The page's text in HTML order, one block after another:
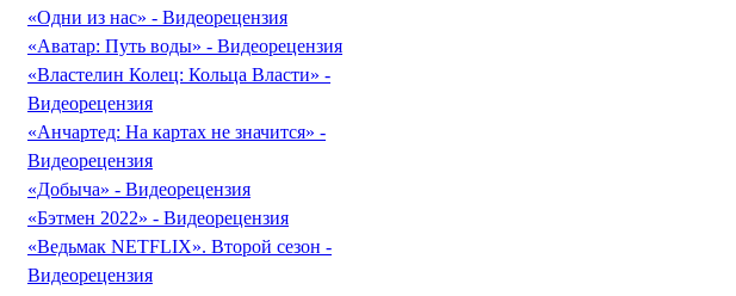
«Одни из нас» - Видеорецензия
«Аватар: Путь воды» - Видеорецензия
«Властелин Колец: Кольца Власти» -
Видеорецензия
«Анчартед: На картах не значится» -
Видеорецензия
«Добыча» - Видеорецензия
«Бэтмен 2022» - Видеорецензия
«Ведьмак NETFLIX». Второй сезон -
Видеорецензия